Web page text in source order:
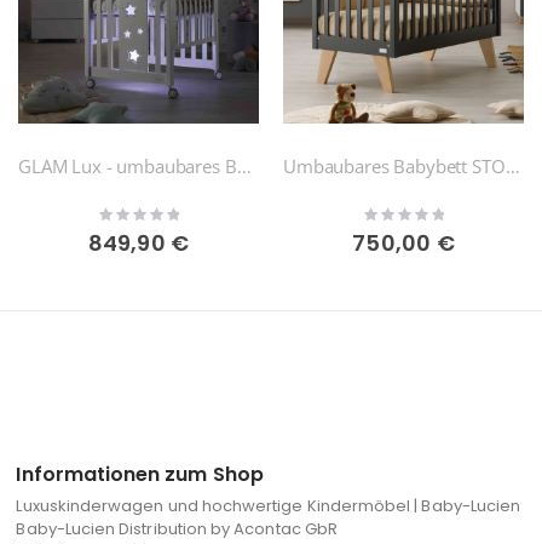
GLAM Lux - umbaubares Babybett (mit Matratze + Bettgarnitur)
Rating:
0%
849,90 €
Umbaubares Babybett STOCCOLMA
Rating:
0%
750,00 €
Informationen zum Shop
Luxuskinderwagen und hochwertige Kindermöbel | Baby-Lucien
Baby-Lucien Distribution by Acontac GbR